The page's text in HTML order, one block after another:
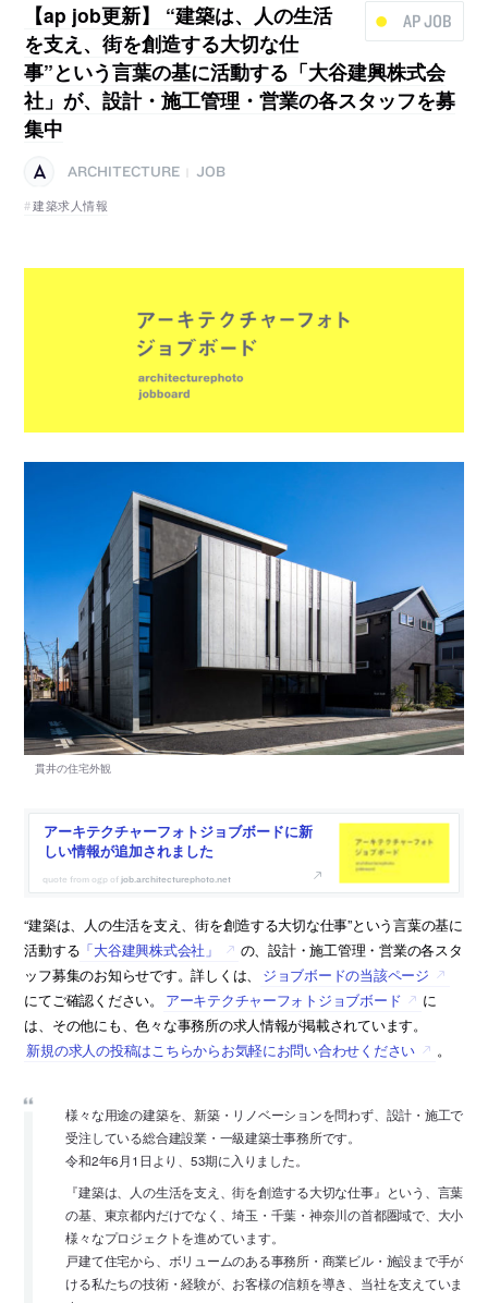
AP JOB
【ap job更新】 “建築は、人の生活
を支え、街を創造する大切な仕
事”という言葉の基に活動する「大谷建興株式会
社」が、設計・施工管理・営業の各スタッフを募
集中
ARCHITECTURE
JOB
建築求人情報
アーキテクチャーフォトジョブボードに新
しい情報が追加されました
job.architecturephoto.net
“建築は、人の生活を支え、街を創造する大切な仕事”という言葉の基に
活動する 「大谷建興株式会社」
の、設計・施工管理・営業の各スタ
ッフ募集のお知らせです。詳しくは、
ジョブボードの当該ページ
にてご確認ください。
アーキテクチャーフォトジョブボード
に
は、その他にも、色々な事務所の求人情報が掲載されています。
新規の求人の投稿はこちらからお気軽にお問い合わせください
。
様々な用途の建築を、新築・リノベーションを問わず、設計・施工で
受注している総合建設業・一級建築士事務所です。
令和2年6月1日より、53期に入りました。
『建築は、人の生活を支え、街を創造する大切な仕事』という、言葉
の基、東京都内だけでなく、埼玉・千葉・神奈川の首都圏域で、大小
様々なプロジェクトを進めています。
戸建て住宅から、ボリュームのある事務所・商業ビル・施設まで手が
ける私たちの技術・経験が、お客様の信頼を導き、当社を支えていま